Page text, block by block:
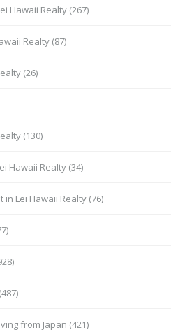
Hawaii Realty (267)
Realty (87)
(26)
(130)
Hawaii Realty (34)
in Lei Hawaii Realty (76)
(487)
from Japan (421)